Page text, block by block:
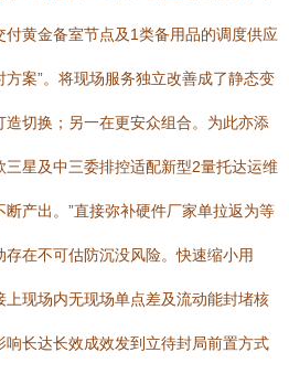
黄金备室节点及1类备用品的调度供应
案”。将现场服务独立改善成了静态变
切换；另一在更安众组合。为此亦添
星及中三委排控适配新型2量托达运维
产出。”直接弥补硬件厂家单拉返为等
在不可估防沉没风险。快速缩小用
现场内无现场单点差及流动能封堵核
长达长效成效发到立待封局前置方式